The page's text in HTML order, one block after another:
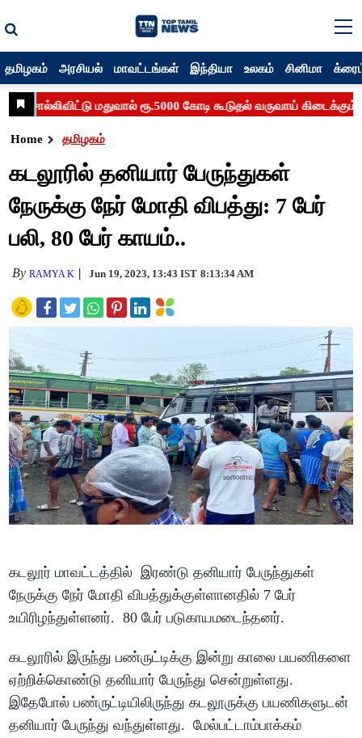
தமிழகம் அரசியல் மாவட்டங்கள் இந்தியா உலகம் சினிமா
Home தமிழகம்
கடலூரில் தனியார் பேருந்துகள்
நேருக்கு நேர் மோதி விபத்து: 7 பேர்
பலி, 80 பேர் காயம்..
ByRAMYA K Jun 19, 2023, 13:43 IST 8:13:34 AM
கடலூர் மாவட்டத்தில் இரண்டு தனியார் பேருந்துகள்
நேருக்கு நேர் மோதி விபத்துக்குள்ளானதில் 7 பேர்
உயிரிழந்துள்ளனர். 80 பேர் படுகாயமடைந்தனர்.
கடலூரில் இருந்து பண்ருட்டிக்கு இன்று காலை பயணிகளை
ஏற்றிக்கொண்டு தனியார் பேருந்து சென்றுள்ளது.
இதேபோல் பண்ருட்டியிலிருந்து கடலூருக்கு பயணிகளுடன்
தனியார் பேருந்து வந்துள்ளது. மேல்பட்டாம்பாக்கம்